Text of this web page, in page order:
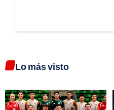
Lo más visto